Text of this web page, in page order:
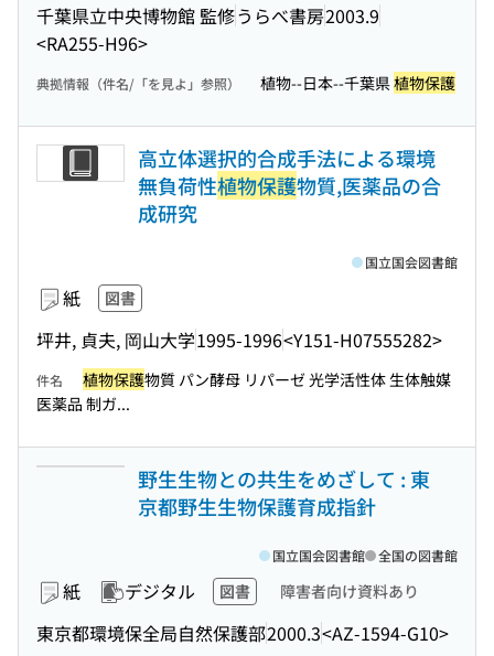
千葉県立中央博物館 監修うらべ書房2003.9
<RA255-H96>
典拠情報（件名/「を見よ」参照） 植物--日本--千葉県植物保護
高立体選択的合成手法による環境
無負荷性植物保護物質,医薬品の合
成研究
紙 図書
坪井, 貞夫, 岡山大学1995-1996<Y151-H07555282>
国立国会図書館
件名 植物保護物質 パン酵母 リパーゼ 光学活性体 生体触媒
医薬品 制ガ...
野生生物との共生をめざして : 東
京都野生生物保護育成指針
紙 デジタル 図書 障害者向け資料あり
東京都環境保全局自然保護部2000.3<AZ-1594-G10>
国立国会図書館 全国の図書館